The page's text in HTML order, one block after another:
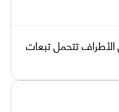
تتحمل تبعات